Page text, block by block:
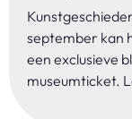
september kan
een exclusieve
museumticket.